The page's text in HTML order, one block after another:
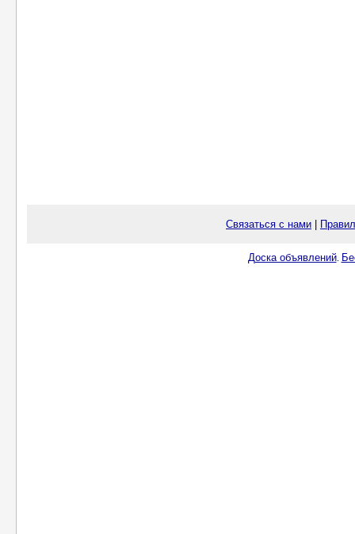
Связаться с нами
Доска объявлений.